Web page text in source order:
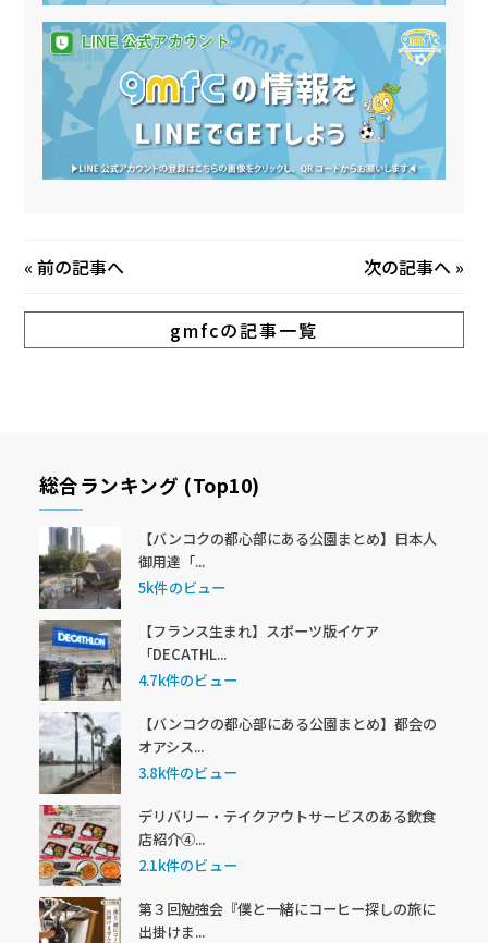
«前の記事へ 次の記事へ »
gmfcの記事一覧
総合ランキング (Top10)
【バンコクの都心部にある公園まとめ】日本人
御用達「...
5k件のビュー
【フランス生まれ】スポーツ版イケア
「DECATHL...
4.7k件のビュー
【バンコクの都心部にある公園まとめ】都会の
オアシス...
3.8k件のビュー
デリバリー・テイクアウトサービスのある飲食
店紹介④...
2.1k件のビュー
第３回勉強会『僕と一緒にコーヒー探しの旅に
出掛けま...